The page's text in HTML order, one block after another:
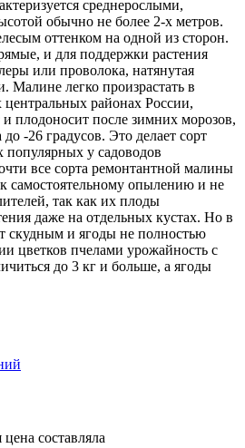
среднерослыми,
обычно не более 2-х метров.
оттенком на одной из сторон.
и для поддержки растения
или проволока, натянутая
Малине легко произрастать в
районах России,
плодоносит после зимних морозов,
-26 градусов. Это делает сорт
у садоводов
все сорта ремонтантной малины
самостоятельному опылению и не
так как их плоды
даже на отдельных кустах. Но в
скудным и ягоды не полностью
цветков пчелами урожайность с
до 3 кг и больше, а ягоды
составляла